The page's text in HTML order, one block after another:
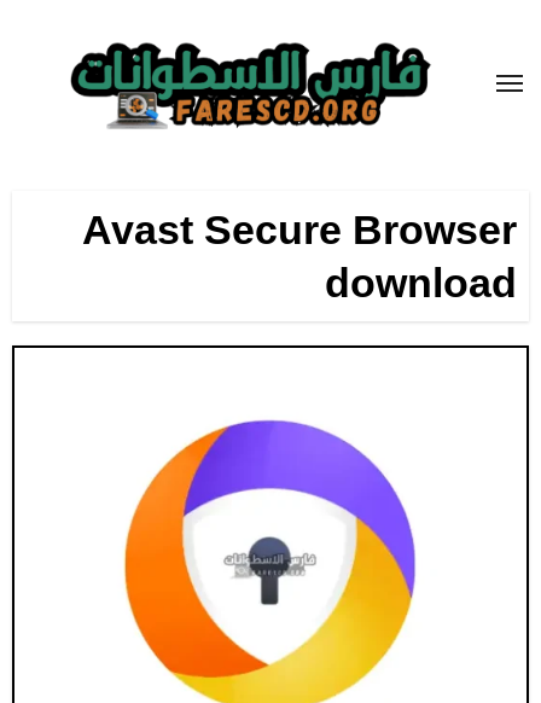
المحتوى
Avast Secure Browser
download